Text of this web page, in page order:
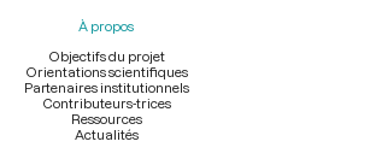
À propos
Objectifs du projet
Orientations scientifiques
Partenaires institutionnels
Contributeurs-trices
Ressources
Actualités